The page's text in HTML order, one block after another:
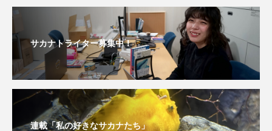
広島もとまち水族館 形態
微生物 採集 撮影 擬態 文化
旅行 日本固有種 旬 書籍
サカナトライター募集中！
連載「私の好きなサカナたち」